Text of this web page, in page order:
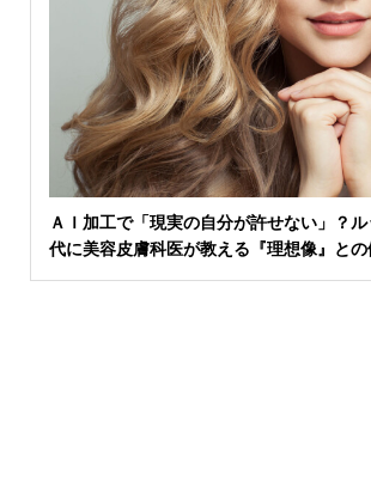
ＡＩ加工で「現実の自分が許せない」？
代に美容皮膚科医が教える『理想像』との